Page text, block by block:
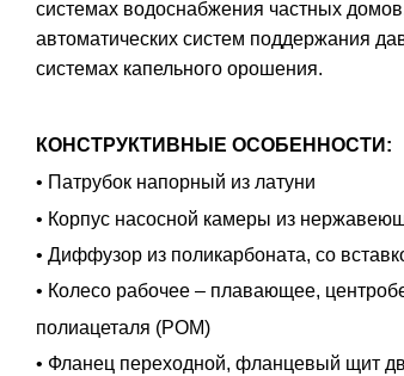
системах водоснабжения частных
автоматических систем поддержания
системах капельного орошения.
КОНСТРУКТИВНЫЕ ОСОБЕННОСТИ:
• Патрубок напорный из латуни
• Корпус насосной камеры из
• Диффузор из поликарбоната, со
• Колесо рабочее – плавающее,
полиацеталя (POM)
• Фланец переходной, фланцевый щит